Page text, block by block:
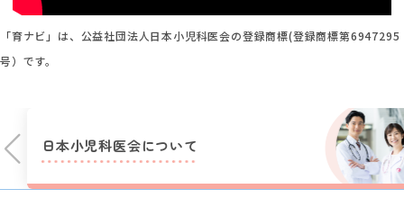
「育ナビ」は、公益社団法人日本小児科医会の登録商標(登録商標第6947295
号）です。
日本小児科医会について